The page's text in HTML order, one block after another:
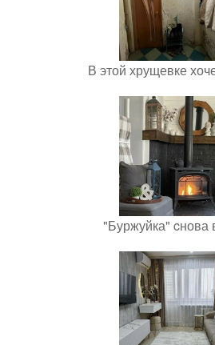
В этой хрущевке
"Буржуйка" cнова